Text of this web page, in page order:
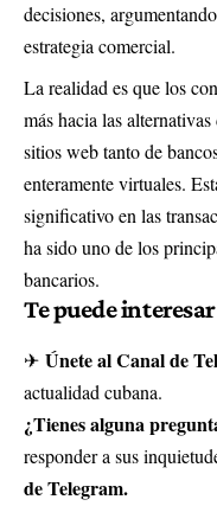
decisiones,
estrategia comercial.
La realidad es que los
más hacia las
sitios web tanto de
enteramente virtuales.
significativo en las
ha sido uno de los
bancarios.
Te puede interesar
✈ Únete al Canal de
actualidad cubana.
¿Tienes alguna
responder a sus
de Telegram.